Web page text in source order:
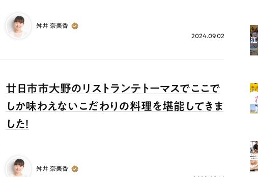
舛井 奈美香
2024.09.02
廿日市市大野のリストランテトーマスでここで
しか味わえないこだわりの料理を堪能してきま
した！
舛井 奈美香